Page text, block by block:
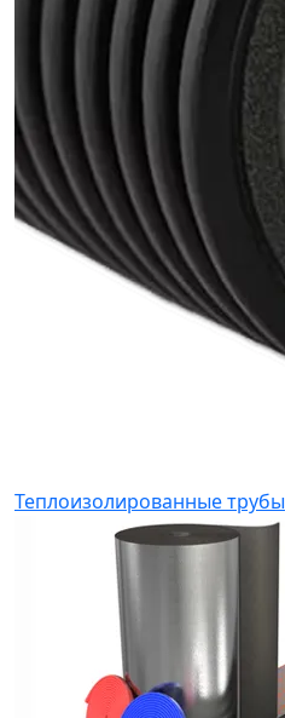
Теплоизолированные трубы